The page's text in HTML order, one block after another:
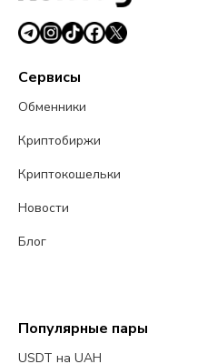
Сервисы
Обменники
Криптобиржи
Криптокошельки
Новости
Блог
Популярные пары
USDT на UAH